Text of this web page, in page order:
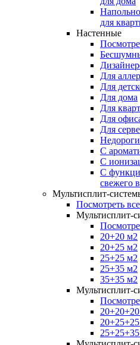
для
Настенные
Для
Для
Для дома
Для
Для
Для
С
С
С
свежего
Мультисплит-
Посмотреть
Мультисплит-
20+20 м2
20+25 м2
25+25 м2
25+35 м2
35+35 м2
Мультисплит-